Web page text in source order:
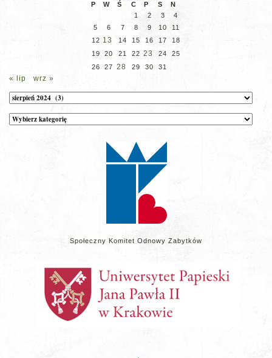
P
W Ś C P S
N
1
2 3
4
5
6 7 8 9 10
11
12 13 14 15 16 17
18
19
20 21 22 23 24
25
26
27 28 29 30 31
« lip wrz »
Archiwum
Kategorie
wpisów
Społeczny Komitet Odnowy Zabytków